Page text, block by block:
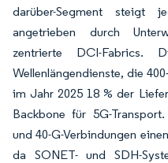
darüber-Segment steigt
angetrieben durch
zentrierte DCI-Fabrics.
Wellenlängendienste, die
im Jahr 2025 18 % der
Backbone für 5G-
und 40-G-Verbindungen
da SONET- und SDH-